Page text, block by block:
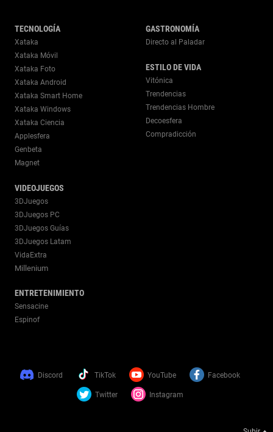
TECNOLOGÍA
Xataka
Xataka Móvil
Xataka Foto
Xataka Android
Xataka Smart Home
Xataka Windows
Xataka Ciencia
Applesfera
Genbeta
Magnet
VIDEOJUEGOS
3DJuegos
3DJuegos PC
3DJuegos Guías
3DJuegos Latam
VidaExtra
Millenium
ENTRETENIMIENTO
Sensacine
Espinof
GASTRONOMÍA
Directo al Paladar
ESTILO DE VIDA
Vitónica
Trendencias
Trendencias Hombre
Decoesfera
Compradicción
Discord TikTok YouTube Facebook
Twitter Instagram